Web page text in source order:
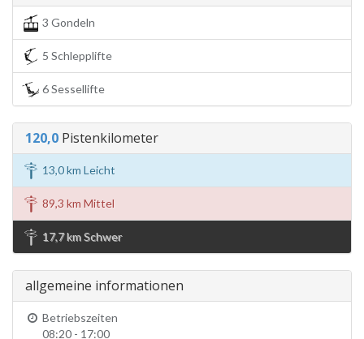
3 Gondeln
5 Schlepplifte
6 Sessellifte
120,0 Pistenkilometer
13,0 km Leicht
89,3 km Mittel
17,7 km Schwer
allgemeine informationen
Betriebszeiten
08:20 - 17:00